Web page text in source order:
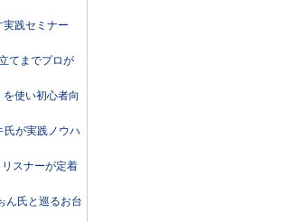
実践セミナー
てまでプロが
使い初心者向
氏が実践ノウハ
スナーが定着
ん氏と巡るお台